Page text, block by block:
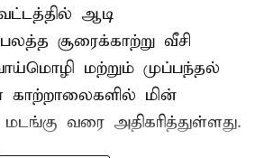
ஆடி
சூரைக்காற்று வீசி
மற்றும் முப்பந்தல்
காற்றாலைகளில் மின்
வரை அதிகரித்துள்ளது.